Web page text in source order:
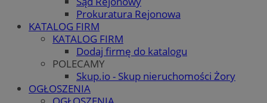
Prokuratura Rejonowa
KATALOG FIRM
KATALOG FIRM
Dodaj firmę do katalogu
POLECAMY
Skup.io - Skup nieruchomości Żory
OGŁOSZENIA